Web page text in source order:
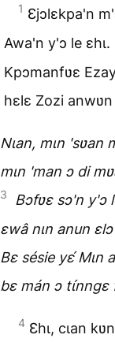
1 Ɛjɔlɛkpa'n
Awa'n y'ɔ le ɛhɩ.
Kpɔmanfʋɛ
hɛlɛ Zozi
Nɩan, mɩn 'sʋan
mɩn 'man ɔ di
3
Bɔfʋɛ sɔ'n y'ɔ
ɛwâ nɩn anun
Bɛ sésie yɛ́ Mɩn
bɛ mán ɔ tɩ́nngɛ
4 Ɛhɩ, cɩan